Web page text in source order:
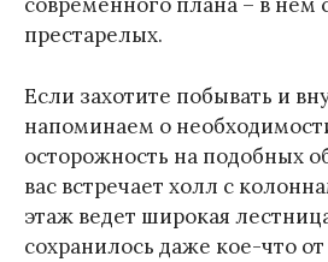
престарелых.
Если захотите побывать и
напоминаем о
осторожность на подобных
вас встречает холл с
этаж ведет широкая
сохранилось даже кое-что